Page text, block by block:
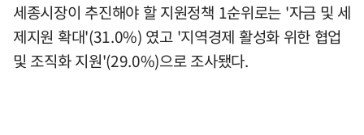
세종시장이 추진해야 할 지원정책 1순위로는 '자금 및 세
제지원 확대'(31.0%) 였고 '지역경제 활성화 위한 협업
및 조직화 지원'(29.0%)으로 조사됐다.